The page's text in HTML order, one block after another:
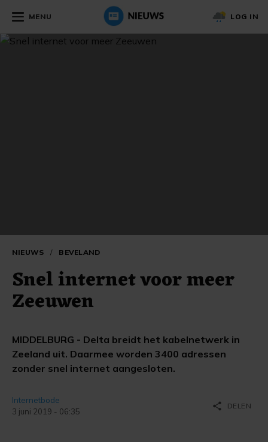
MENU LOG IN
NIEUWS / BEVELAND
Snel internet voor meer
Zeeuwen
MIDDELBURG - Delta breidt het kabelnetwerk in
Zeeland uit. Daarmee worden 3400 adressen
zonder snel internet aangesloten.
Internetbode
3 juni 2019 - 06:35
share DELEN